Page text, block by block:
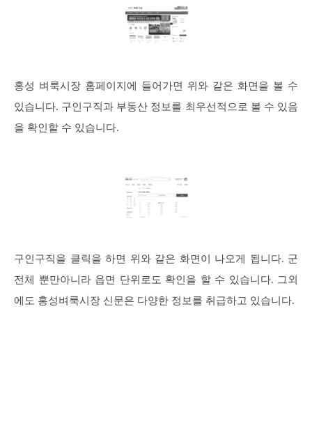
홍성 벼룩시장 홈페이지에 들어가면 위와 같은 화면을 볼 수
있습니다. 구인구직과 부동산 정보를 최우선적으로 볼 수 있음
을 확인할 수 있습니다.
구인구직을 클릭을 하면 위와 같은 화면이 나오게 됩니다. 군
전체 뿐만아니라 읍면 단위로도 확인을 할 수 있습니다. 그외
에도 홍성벼룩시장 신문은 다양한 정보를 취급하고 있습니다.